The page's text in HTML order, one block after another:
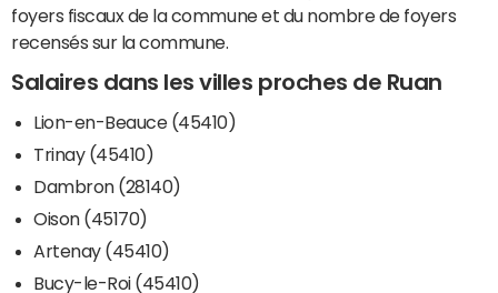
foyers fiscaux de la commune et du nombre de foyers
recensés sur la commune.
Salaires dans les villes proches de Ruan
Lion-en-Beauce (45410)
Trinay (45410)
Dambron (28140)
Oison (45170)
Artenay (45410)
Bucy-le-Roi (45410)